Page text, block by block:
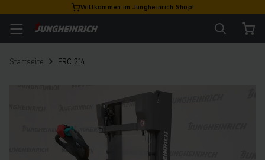
Willkommen im Jungheinrich Shop!
Startseite ERC 214